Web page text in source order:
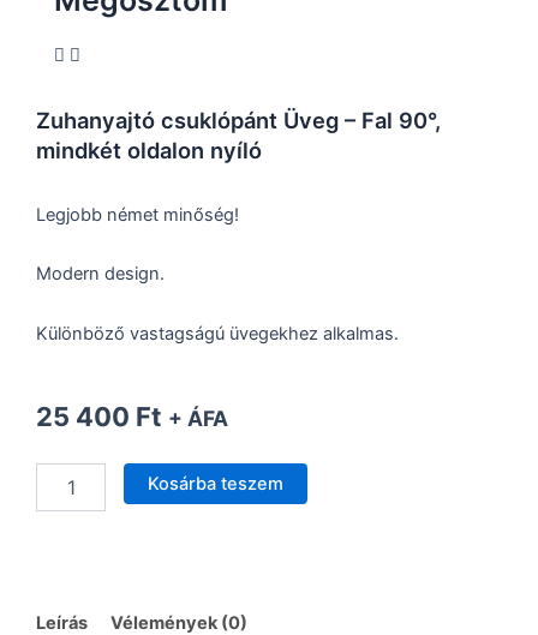
Zuhanyajtó csuklópánt Üveg – Fal 90°,
mindkét oldalon nyíló
Legjobb német minőség!
Modern design.
Különböző vastagságú üvegekhez alkalmas.
25 400 Ft + ÁFA
csuklópánt
mindkét
Kosárba teszem
Leírás Vélemények (0)